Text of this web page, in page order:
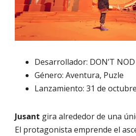
Desarrollador: DON’T NOD
Género: Aventura, Puzle
Lanzamiento: 31 de
Jusant gira alrededor de una
El protagonista emprende el